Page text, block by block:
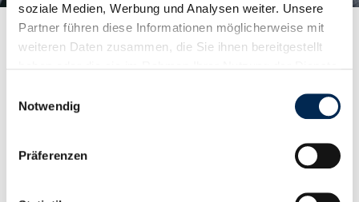
soziale Medien, Werbung und Analysen weiter. Unsere
Partner führen diese Informationen möglicherweise mit
weiteren Daten zusammen, die Sie ihnen bereitgestellt
Notwendig
Präferenzen
PARTNER